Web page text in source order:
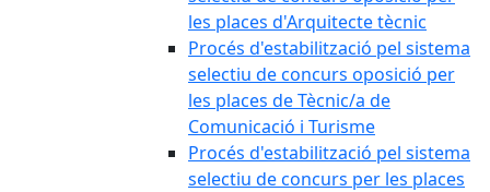
les places d'Arquitecte tècnic
Procés d'estabilització pel sistema
selectiu de concurs oposició per
les places de Tècnic/a de
Comunicació i Turisme
Procés d'estabilització pel sistema
selectiu de concurs per les places